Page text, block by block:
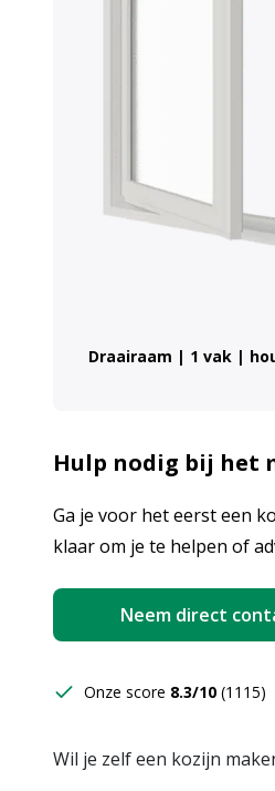
Draairaam | 1 vak |
Hulp nodig bij het
Ga je voor het eerst een
klaar om je te helpen of
Neem direct
Onze score 8.3/10 (1115)
Wil je zelf een kozijn